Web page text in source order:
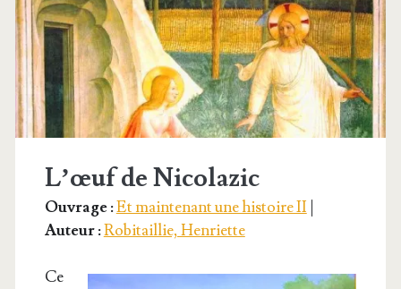
L’œuf de Nicolazic
Ouvrage :Et maintenant une histoire II
Auteur :Robitaillie, Henriette
Ce